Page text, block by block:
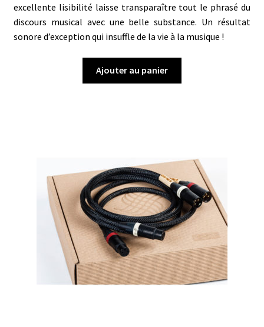
excellente lisibilité laisse transparaître tout le phrasé du
discours musical avec une belle substance. Un résultat
sonore d’exception qui insuffle de la vie à la musique !
Ajouter au panier